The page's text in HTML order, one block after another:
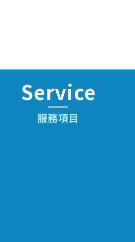
Service
服務項目